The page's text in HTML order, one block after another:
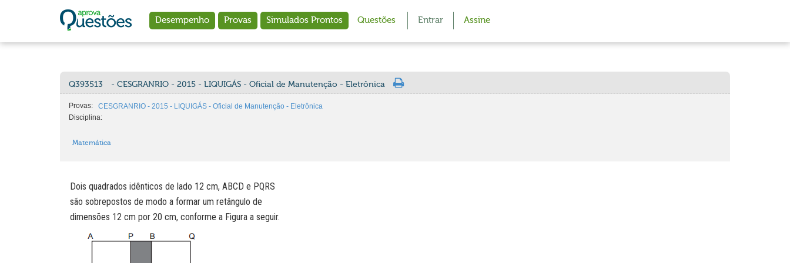
Desempenho Provas Simulados Prontos Questões Entrar Assine
Q393513 - CESGRANRIO - 2015 - LIQUIGÁS - Oficial de Manutenção - Eletrônica
Provas:
CESGRANRIO - 2015 - LIQUIGÁS - Oficial de Manutenção - Eletrônica
Disciplina:
Matemática
Dois quadrados idênticos de lado 12 cm, ABCD e PQRS
são sobrepostos de modo a formar um retângulo de
dimensões 12 cm por 20 cm, conforme a Figura a seguir.